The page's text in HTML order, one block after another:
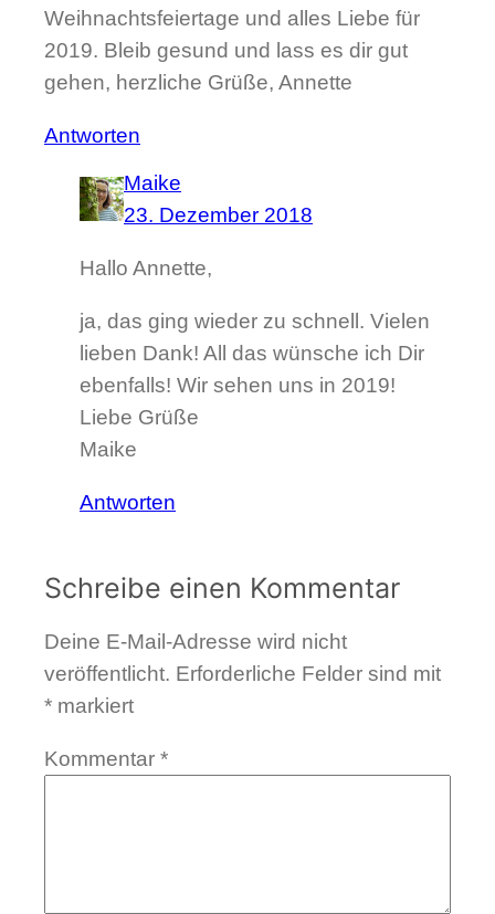
Weihnachtsfeiertage und alles Liebe für
2019. Bleib gesund und lass es dir gut
gehen, herzliche Grüße, Annette
Antworten
Maike
23. Dezember 2018
Hallo Annette,
ja, das ging wieder zu schnell. Vielen
lieben Dank! All das wünsche ich Dir
ebenfalls! Wir sehen uns in 2019!
Liebe Grüße
Maike
Antworten
Schreibe einen Kommentar
Deine E-Mail-Adresse wird nicht
veröffentlicht. Erforderliche Felder sind mit
* markiert
Kommentar *